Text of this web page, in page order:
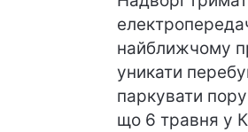
найближчому
уникати
паркувати
що 6 травня у